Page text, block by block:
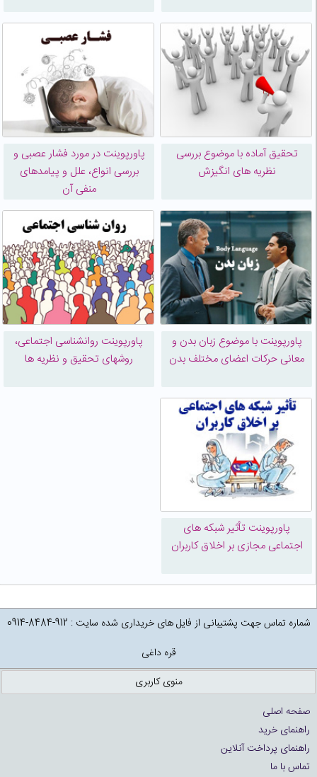
تحقیق آماده با موضوع بررسی
نظریه های انگیزش
پاورپوینت در مورد فشار عصبی و
بررسی انواع، علل و پیامدهای
منفی آن
پاورپوینت با موضوع زبان بدن و
معانی حرکات اعضای مختلف بدن
پاورپوینت روانشناسی اجتماعی،
روشهای تحقیق و نظریه ها
پاورپوینت تأثیر شبکه های
اجتماعی مجازی بر اخلاق کاربران
شماره تماس جهت پشتیبانی از فایل های خریداری شده سایت : 912-8484-0914
قره داغی
منوی کاربری
صفحه اصلی
راهنمای خرید
راهنمای پرداخت آنلاین
تماس با ما